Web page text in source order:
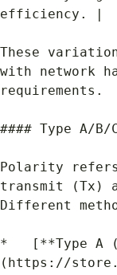
efficiency. |
These
with network
requirements.
#### Type A/
Polarity
transmit (Tx)
Different
*   [**Type A
(https://